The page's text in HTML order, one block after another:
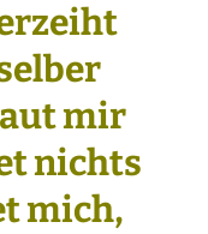
mir
nichts
mich,